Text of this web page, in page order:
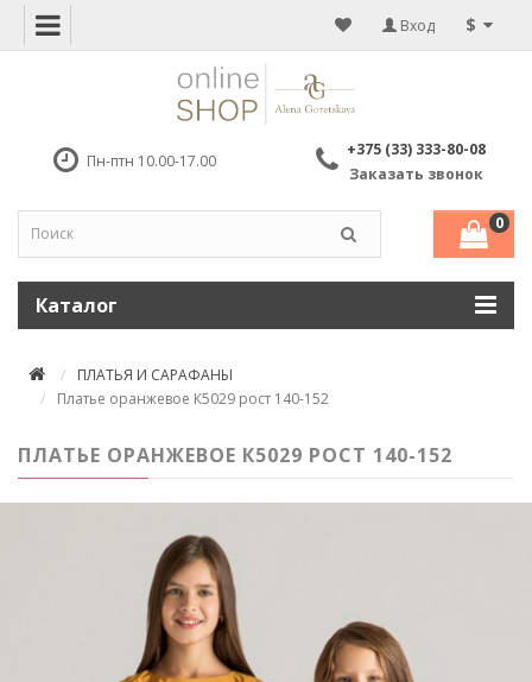
$
Вход
Пн-птн 10.00-17.00
+375 (33) 333-80-08
Заказать звонок
0
Каталог
ПЛАТЬЯ И САРАФАНЫ
Платье оранжевое К5029 рост 140-152
ПЛАТЬЕ ОРАНЖЕВОЕ К5029 РОСТ 140-152